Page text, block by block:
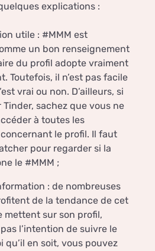
explications :
utile : #MMM est
un bon renseignement
du profil adopte vraiment
Toutefois, il n’est pas facile
vrai ou non. D’ailleurs, si
Tinder, sachez que vous ne
à toutes les
le profil. Il faut
pour regarder si la
le #MMM ;
: de nombreuses
de la tendance de cet
mettent sur son profil,
pas l’intention de suivre le
qu’il en soit, vous pouvez